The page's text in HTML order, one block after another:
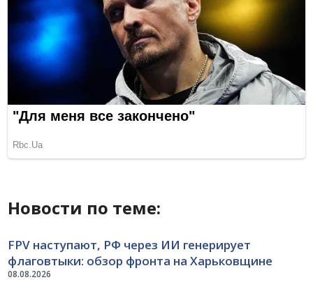
Новости по теме:
08.08.2026
FPV наступают, РФ через ИИ генерирует
флаговтыки: обзор фронта на Харьковщине